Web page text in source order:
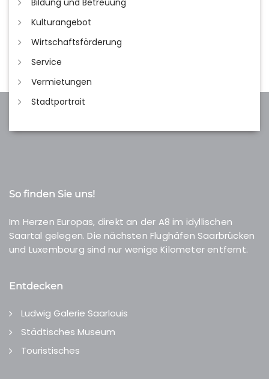
Bildung und Betreuung
Kulturangebot
Wirtschaftsförderung
Service
Vermietungen
Stadtportrait
So finden Sie uns!
Im Herzen Europas, direkt an der A8 im idyllischen
Saartal gelegen. Die nächsten Flughäfen Saarbrücken
und Luxembourg sind nur wenige Kilometer entfernt.
Entdecken
Ludwig Galerie Saarlouis
Städtisches Museum
Touristisches